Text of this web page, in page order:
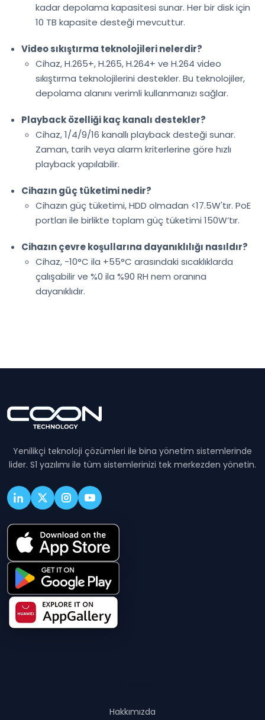
kadar depolama kapasitesi sunar. Her bir disk için
10 TB kapasite desteği mevcuttur.
Video sıkıştırma teknolojileri nelerdir?
Cihaz, H.265+, H.265, H.264+ ve H.264 video
sıkıştırma teknolojilerini destekler. Bu teknolojiler,
depolama alanını verimli kullanmanızı sağlar.
Playback özelliği kaç kanalı destekler?
Cihaz, 1/4/9/16 kanallı playback desteği sunar.
Zaman, tarih veya alarm kriterlerine göre hızlı
playback yapılabilir.
Cihazın güç tüketimi nedir?
Cihazın güç tüketimi, HDD olmadan <17.5W'tır. PoE
portları ile birlikte toplam güç tüketimi 150W’tır.
Cihazın çevre koşullarına dayanıklılığı nasıldır?
Cihaz, -10°C ila +55°C arasındaki sıcaklıklarda
çalışabilir ve %0 ila %90 RH nem oranına
dayanıklıdır.
Yenilikçi teknoloji çözümleri ile bina yönetim sistemlerinde
lider. S1 yazılımı ile tüm sistemlerinizi tek merkezden yönetin.
Hakkımızda